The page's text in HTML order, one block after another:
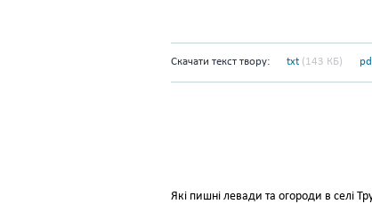
Скачати текст твору: txt (143 КБ)
Які пишні левади та огороди в селі